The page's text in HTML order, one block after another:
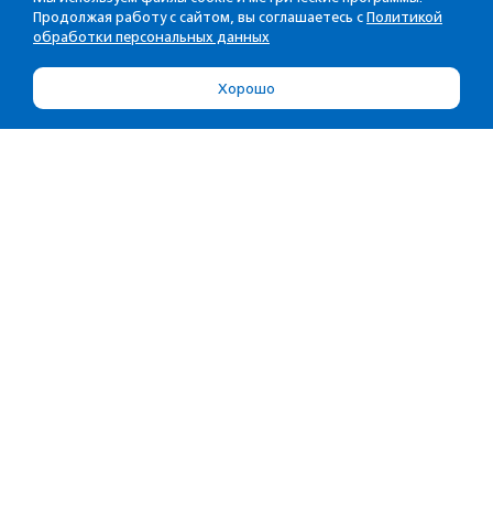
Продолжая работу с сайтом, вы соглашаетесь с Политикой
обработки персональных данных
Хорошо